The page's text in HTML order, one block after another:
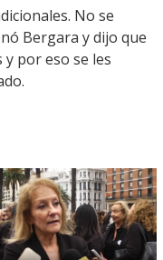
No se
Bergara y dijo que
por eso se les